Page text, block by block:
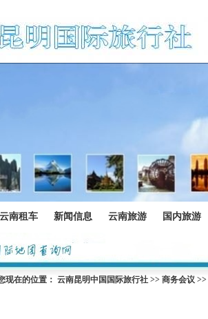
云南租车 新闻信息 云南旅游 国内旅游
现在的位置： 云南昆明中国国际旅行社>> 商务会议>>